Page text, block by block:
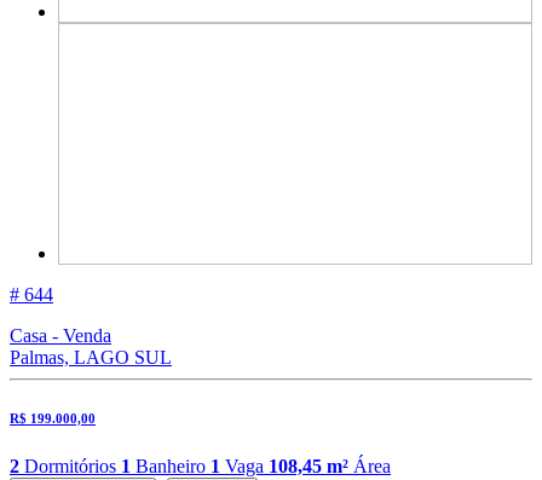
# 644
Casa - Venda
Palmas, LAGO SUL
R$ 199.000,00
2 Dormitórios 1 Banheiro 1 Vaga 108,45 m² Área